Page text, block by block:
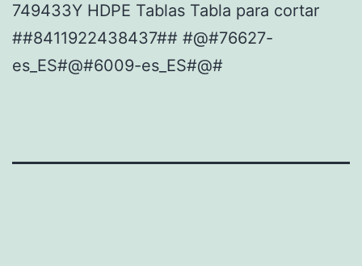
749433Y HDPE Tablas Tabla para cortar
##8411922438437## #@#76627-
es_ES#@#6009-es_ES#@#